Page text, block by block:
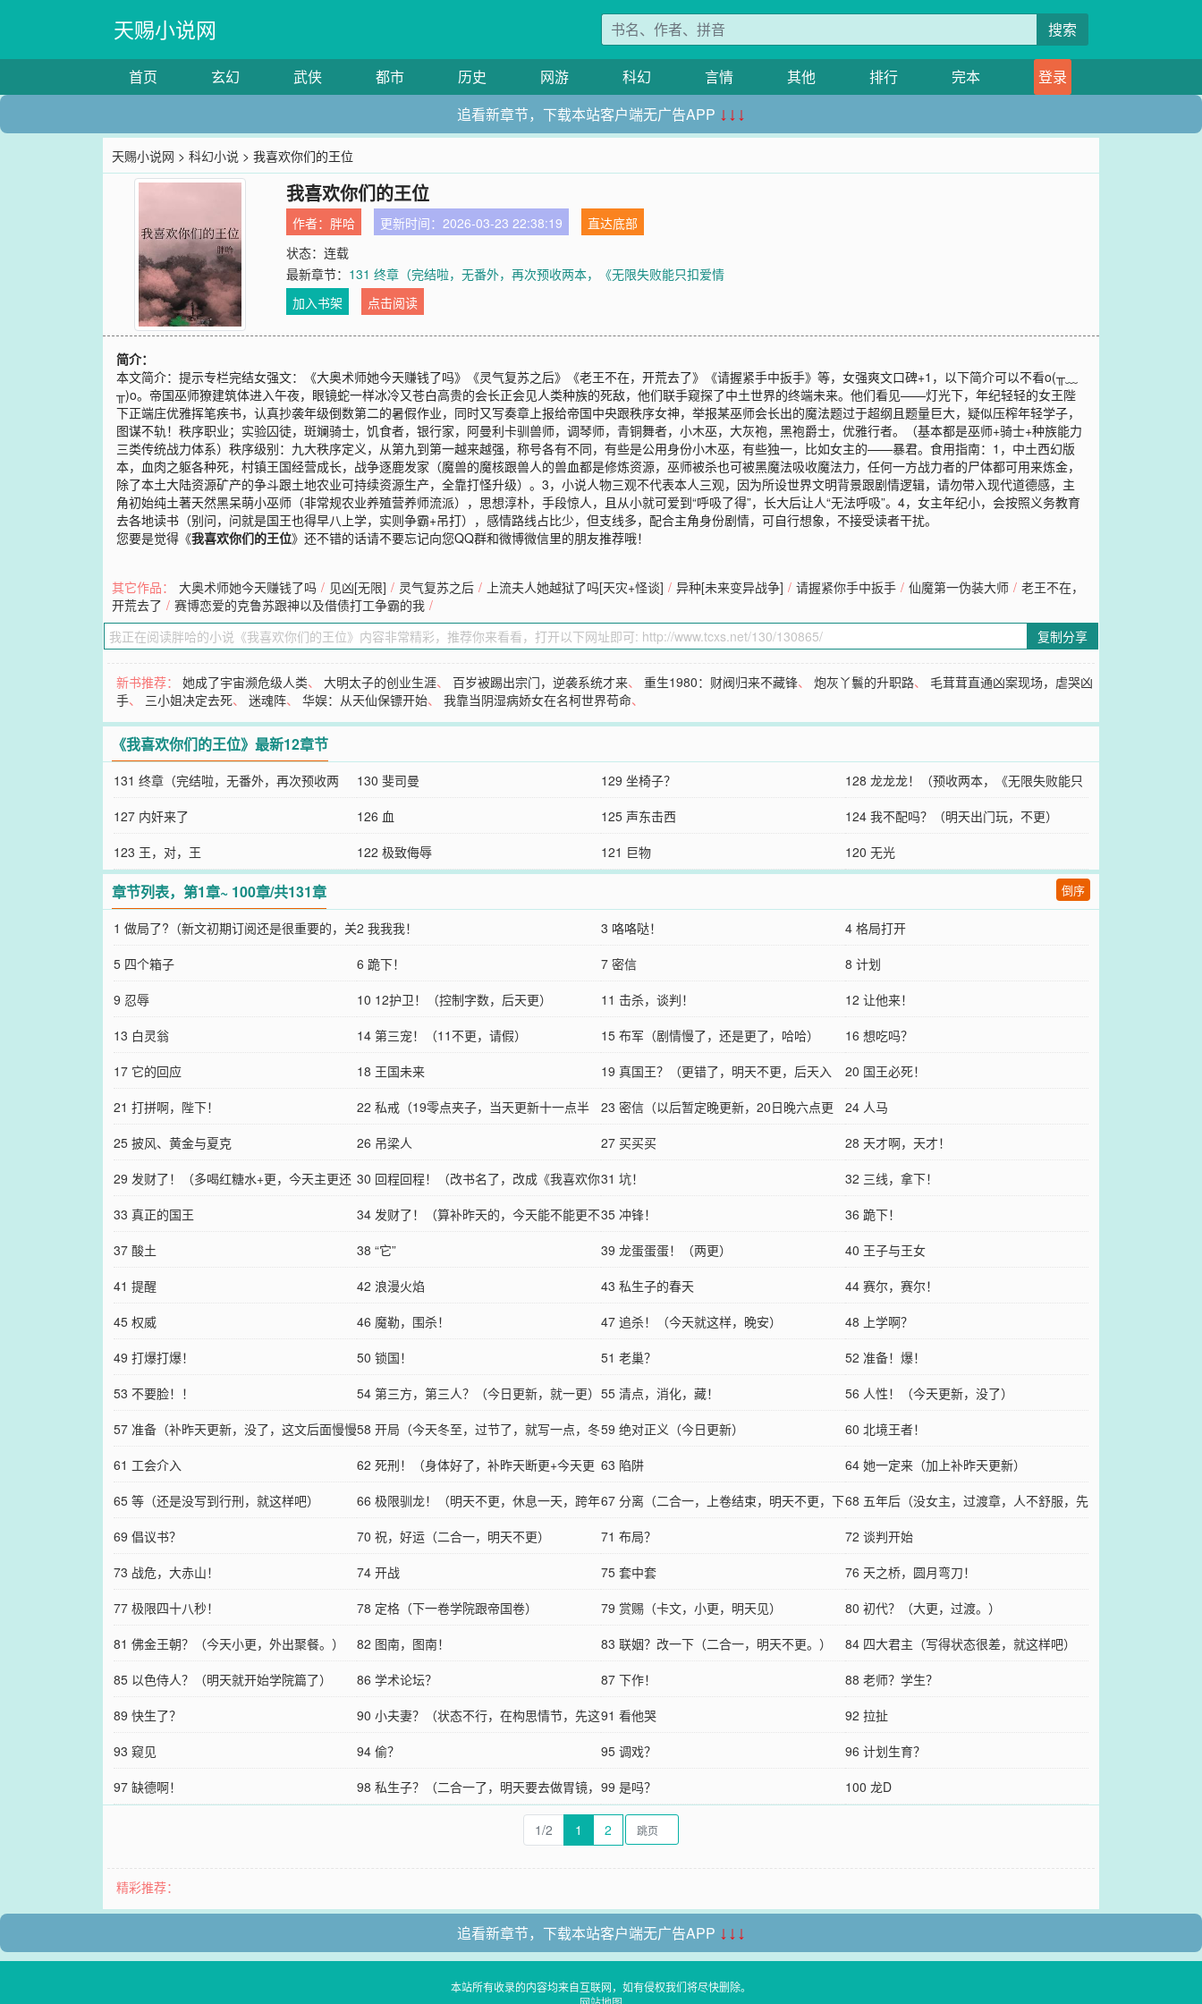
天赐小说网 搜索
首页 玄幻 武侠 都市 历史 网游 科幻 言情 其他 排行 完本
登录
追看新章节，下载本站客户端无广告APP ↓↓↓
天赐小说网 >科幻小说 > 我喜欢你们的王位
我喜欢你们的王位
作者： 胖哈 更新时间：2026-03-23 22:38:19
直达底部
状态：连载
最新章节： 131 终章（完结啦，无番外，再次预收两本，《无限失败能只扣爱情
加入书架
点击阅读
简介：
本文简介：提示专栏完结女强文：《大奥术师她今天赚钱了吗》《灵气复苏之后》《老王不在，开荒去了》《请握紧手中扳手》等，女强爽文口碑+1，以下简介可以不看o(╥﹏
╥)o。帝国巫师獠建筑体进入午夜，眼镜蛇一样冰冷又苍白高贵的会长正会见人类种族的死敌，他们联手窥探了中土世界的终端未来。他们看见——灯光下，年纪轻轻的女王陛
下正端庄优雅挥笔疾书，认真抄袭年级倒数第二的暑假作业，同时又写奏章上报给帝国中央跟秩序女神，举报某巫师会长出的魔法题过于超纲且题量巨大，疑似压榨年轻学子，
图谋不轨！秩序职业；实验囚徒，斑斓骑士，饥食者，银行家，阿曼利卡驯兽师，调琴师，青铜舞者，小木巫，大灰袍，黑袍爵士，优雅行者。（基本都是巫师+骑士+种族能力
三类传统战力体系）秩序级别：九大秩序定义，从第九到第一越来越强，称号各有不同，有些是公用身份小木巫，有些独一，比如女主的——暴君。食用指南：1，中土西幻版
本，血肉之躯各种死，村镇王国经营成长，战争逐鹿发家（魔兽的魔核跟兽人的兽血都是修炼资源，巫师被杀也可被黑魔法吸收魔法力，任何一方战力者的尸体都可用来炼金，
除了本土大陆资源矿产的争斗跟土地农业可持续资源生产，全靠打怪升级）。3，小说人物三观不代表本人三观，因为所设世界文明背景跟剧情逻辑，请勿带入现代道德感，主
角初始纯土著天然黑呆萌小巫师（非常规农业养殖营养师流派），思想淳朴，手段惊人，且从小就可爱到“呼吸了得”，长大后让人“无法呼吸”。4，女主年纪小，会按照义务教育
去各地读书（别问，问就是国王也得早八上学，实则争霸+吊打），感情路线占比少，但支线多，配合主角身份剧情，可自行想象，不接受读者干扰。
您要是觉得《我喜欢你们的王位》还不错的话请不要忘记向您QQ群和微博微信里的朋友推荐哦！
其它作品： 大奥术师她今天赚钱了吗 / 见凶[无限] / 灵气复苏之后 / 上流夫人她越狱了吗[天灾+怪谈] / 异种[未来变异战争] / 请握紧你手中扳手 / 仙魔第一伪装大师 / 老王不在，
开荒去了 / 赛博恋爱的克鲁苏跟神以及借债打工争霸的我 /
复制分享
新书推荐：她成了宇宙濒危级人类、大明太子的创业生涯、 百岁被踢出宗门，逆袭系统才来、重生1980：财阀归来不藏锋、炮灰丫鬟的升职路、 毛茸茸直通凶案现场，虐哭凶
手、 三小姐决定去死、迷魂阵、华娱：从天仙保镖开始、我靠当阴湿病娇女在名柯世界苟命、
《我喜欢你们的王位》最新12章节
131 终章（完结啦，无番外，再次预收两
本，《无限失败能只扣爱情
130 斐司曼 129 坐椅子？
128 龙龙龙！（预收两本，《无限失败能只
扣爱情吗》跟《废土NP
127 内奸来了 126 血 125 声东击西
124 我不配吗？（明天出门玩，不更）
123 王，对，王
122 极致侮辱 121 巨物 120 无光
章节列表，第1章~ 100章/共131章 倒序
1 做局了?（新文初期订阅还是很重要的，关
系到排榜，求支持哦
2 我我我！ 3 咯咯哒！
4 格局打开
5 四个箱子
6 跪下！ 7 密信
8 计划
9 忍辱
10 12护卫！（控制字数，后天更） 11 击杀，谈判！
12 让他来！
13 白灵翁
14 第三宠！（11不更，请假） 15 布军（剧情慢了，还是更了，哈哈）
16 想吃吗？
17 它的回应
18 王国未来
19 真国王？（更错了，明天不更，后天入
V）
20 国王必死！
21 打拼啊，陛下！
22 私戒（19零点夹子，当天更新十一点半
发）
23 密信（以后暂定晚更新，20日晚六点更
新）
24 人马
25 披风、黄金与夏克
26 吊梁人 27 买买买
28 天才啊，天才！
29 发财了！（多喝红糖水+更，今天主更还
没写好）
30 回程回程！（改书名了，改成《我喜欢你
们的王位》）
31 坑！
32 三线，拿下！
33 真正的国王
34 发财了！（算补昨天的，今天能不能更不
知道，疑似例假又来了
35 冲锋！
36 跪下！
37 酸土
38 “它” 39 龙蛋蛋蛋！（两更）
40 王子与王女
41 提醒
42 浪漫火焰 43 私生子的春天
44 赛尔，赛尔！
45 权威
46 魔勒，围杀！ 47 追杀！（今天就这样，晚安）
48 上学啊？
49 打爆打爆！
50 锁国！ 51 老巢？
52 准备！爆！
53 不要脸！！
54 第三方，第三人？（今日更新，就一更） 55 清点，消化，藏！
56 人性！（今天更新，没了）
57 准备（补昨天更新，没了，这文后面慢慢
写了）
58 开局（今天冬至，过节了，就写一点，冬
至快乐，以后一般日常
59 绝对正义（今日更新）
60 北境王者！
61 工会介入
62 死刑！（身体好了，补昨天断更+今天更
新））
63 陷阱
64 她一定来（加上补昨天更新）
65 等（还是没写到行刑，就这样吧）
66 极限驯龙！（明天不更，休息一天，跨年
快乐）
67 分离（二合一，上卷结束，明天不更，下
面中卷开始，小国王就
68 五年后（没女主，过渡章，人不舒服，先
这样哈）
69 倡议书？ 70 祝，好运（二合一，明天不更） 71 布局？
72 谈判开始
73 战危，大赤山！
74 开战 75 套中套
76 天之桥，圆月弯刀！
77 极限四十八秒！
78 定格（下一卷学院跟帝国卷） 79 赏赐（卡文，小更，明天见）
80 初代？（大更，过渡。）
81 佛金王朝？（今天小更，外出聚餐。）
82 图南，图南！ 83 联姻？改一下（二合一，明天不更。）
84 四大君主（写得状态很差，就这样吧）
85 以色侍人？（明天就开始学院篇了）
86 学术论坛？ 87 下作！
88 老师？学生？
89 快生了？
90 小夫妻？（状态不行，在构思情节，先这
样）
91 看他哭
92 拉扯
93 窥见
94 偷？ 95 调戏？
96 计划生育？
97 缺德啊！
98 私生子？（二合一了，明天要去做胃镜， 99 是吗？ 100 龙D
1/2 1 2
精彩推荐：
追看新章节，下载本站客户端无广告APP ↓↓↓
本站所有收录的内容均来自互联网，如有侵权我们将尽快删除。